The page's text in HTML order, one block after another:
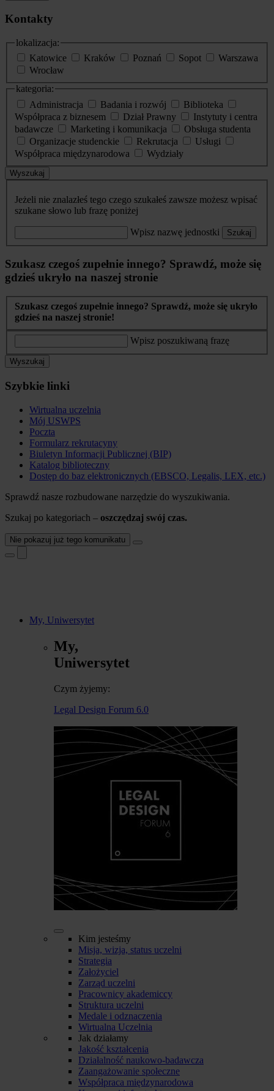
Kontakty
lokalizacja:
Katowice
Kraków Poznań Sopot
Warszawa
Wrocław
kategoria:
Administracja
Badania i rozwój
Biblioteka
Współpraca z biznesem
Dział Prawny
Instytuty i centra
badawcze
Marketing i komunikacja
Obsługa studenta
Organizacje studenckie
Rekrutacja
Usługi
Współpraca międzynarodowa
Wydziały
Wyszukaj
Jeżeli nie znalazłeś tego czego szukałeś zawsze możesz wpisać
szukane słowo lub frazę poniżej
Wpisz nazwę jednostki Szukaj
Szukasz czegoś zupełnie innego? Sprawdź, może się
gdzieś ukryło na naszej stronie
Szukasz czegoś zupełnie innego? Sprawdź, może się ukryło
gdzieś na naszej stronie!
Wpisz poszukiwaną frazę
Wyszukaj
Szybkie linki
Wirtualna uczelnia
Mój USWPS
Poczta
Formularz rekrutacyny
Biuletyn Informacji Publicznej (BIP)
Katalog biblioteczny
Dostęp do baz elektronicznych (EBSCO, Legalis, LEX, etc.)
Sprawdź nasze rozbudowane narzędzie do wyszukiwania.
Szukaj po kategoriach – oszczędzaj swój czas.
Nie pokazuj już tego komunikatu
My, Uniwersytet
My,
Uniwersytet
Czym żyjemy:
Legal Design Forum 6.0
Kim jesteśmy
Misja, wizja, status uczelni
Strategia
Założyciel
Zarząd uczelni
Pracownicy akademiccy
Struktura uczelni
Medale i odznaczenia
Wirtualna Uczelnia
Jak działamy
Jakość kształcenia
Działalność naukowo-badawcza
Zaangażowanie społeczne
Współpraca międzynarodowa